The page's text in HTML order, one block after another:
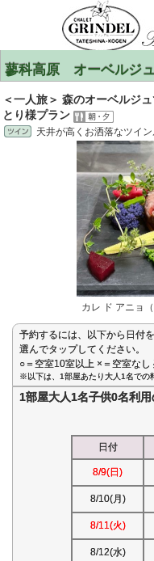
蓼科高原 オーベルジ
＜一人旅＞ 森のオーベルジ
とり様プラン
天井が高くお洒落なツイン
カレ ド アニョ
予約するには、以下から日付を
選んでタップしてください。
○＝空室10室以上 ×＝空室な
※以下は、1部屋あたり大人1名での
1部屋大人1名子供0名利
日付
8/9(日)
8/10(月)
8/11(火)
8/12(水)